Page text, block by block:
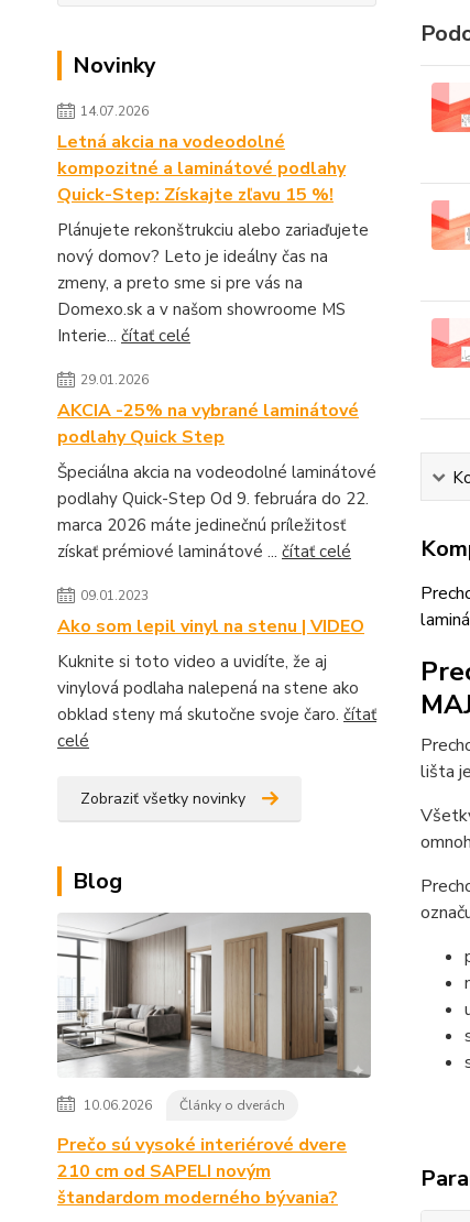
Novinky
14.07.2026
Letná akcia na vodeodolné
kompozitné a laminátové podlahy
Quick-Step: Získajte zľavu 15 %!
Plánujete rekonštrukciu alebo zariaďujete
nový domov? Leto je ideálny čas na
zmeny, a preto sme si pre vás na
Domexo.sk a v našom showroome MS
Interie... čítať celé
29.01.2026
AKCIA -25% na vybrané laminátové
podlahy Quick Step
Špeciálna akcia na vodeodolné laminátové
podlahy Quick-Step Od 9. februára do 22.
marca 2026 máte jedinečnú príležitosť
získať prémiové laminátové ... čítať celé
09.01.2023
Ako som lepil vinyl na stenu | VIDEO
Kuknite si toto video a uvidíte, že aj
vinylová podlaha nalepená na stene ako
obklad steny má skutočne svoje čaro. čítať
celé
Zobraziť všetky novinky
Blog
10.06.2026 Články o dverách
Prečo sú vysoké interiérové dvere
210 cm od SAPELI novým
štandardom moderného bývania?
lišta